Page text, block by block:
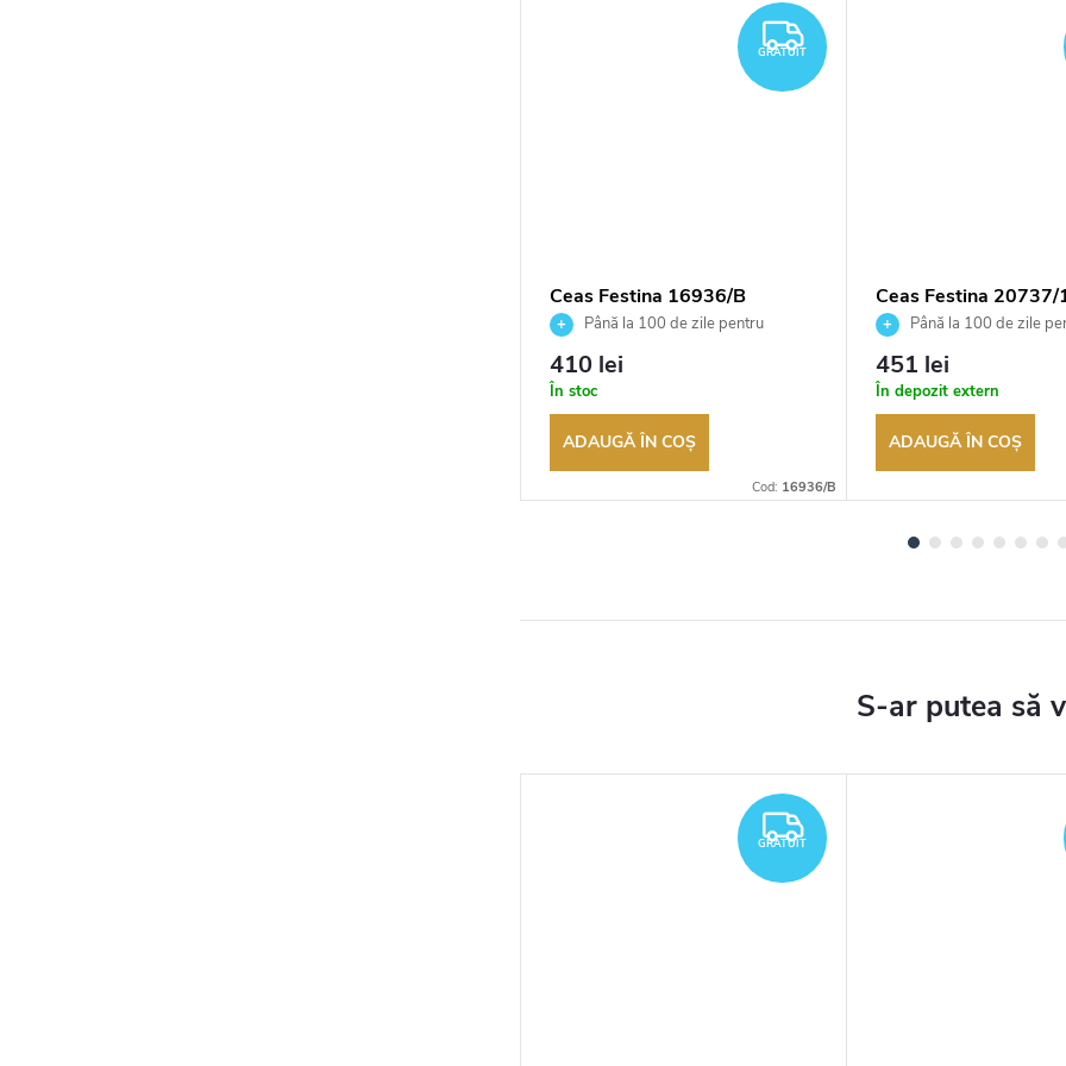
GRATUIT
GRATUIT
Ceas Festina 16936/B
Până la 100 de zile pentru
returnarea bunurilor. Vânzător
autorizat
410 lei
În stoc
ADAUGĂ ÎN COŞ
Cod: 16936/B
Ceas Festina 20737/
Până la 100 de zile
returnarea bunurilor.
autorizat
451 lei
În depozit extern
ADAUGĂ ÎN COŞ
GRATUIT
GRATUIT